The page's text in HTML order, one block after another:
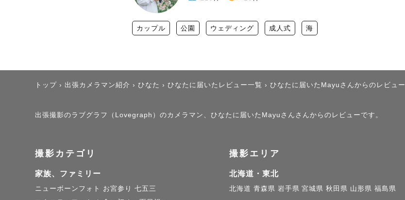
カップル 公園 ウェディング 成人式 海
トップ › 出張カメラマン紹介 › ひなた › ひなたに届いたレビュー一覧 › ひなたに届いたMayuさんからのレビュー
出張撮影のラブグラフ（Lovegraph）のカメラマン、ひなたに届いたMayuさんさんからのレビューです。
撮影カテゴリ
家族、ファミリー
ニューボーンフォト お宮参り 七五三
撮影エリア
北海道・東北
北海道 青森県 岩手県 宮城県 秋田県 山形県 福島県